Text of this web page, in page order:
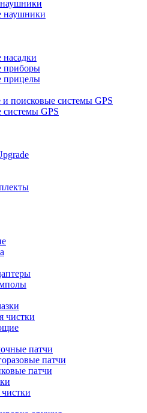
наушники
приборы
прицелы
поисковые системы GPS
GPS
чистки
патчи
патчи
патчи